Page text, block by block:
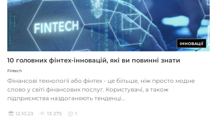
ІННОВАЦІЇ
10 головних фінтех-інновацій, які ви повинні знати
Fintech
Фінансові технології або фінтех - це більше, ніж просто модне
слово у світі фінансових послуг. Користувачі, а також
підприємства наздоганяють тенденці...
12.10.23 13 275 1